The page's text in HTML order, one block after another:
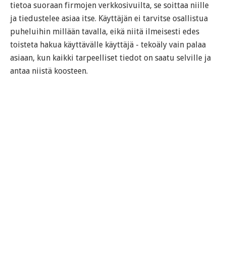
tietoa suoraan firmojen verkkosivuilta, se soittaa niille
ja tiedustelee asiaa itse. Käyttäjän ei tarvitse osallistua
puheluihin millään tavalla, eikä niitä ilmeisesti edes
toisteta hakua käyttävälle käyttäjä - tekoäly vain palaa
asiaan, kun kaikki tarpeelliset tiedot on saatu selville ja
antaa niistä koosteen.